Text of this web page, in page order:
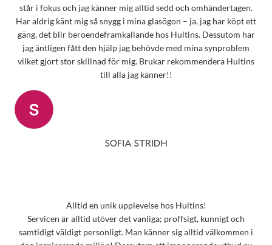
står i fokus och jag känner mig alltid sedd och omhändertagen.
Har aldrig känt mig så snygg i mina glasögon – ja, jag har köpt ett
gäng, det blir beroendeframkallande hos Hultins. Dessutom har
jag äntligen fått den hjälp jag behövde med mina synproblem
vilket gjort stor skillnad för mig. Brukar rekommendera Hultins
till alla jag känner!!
SOFIA STRIDH
Alltid en unik upplevelse hos Hultins!
Servicen är alltid utöver det vanliga; proffsigt, kunnigt och
samtidigt väldigt personligt. Man känner sig alltid välkommen i